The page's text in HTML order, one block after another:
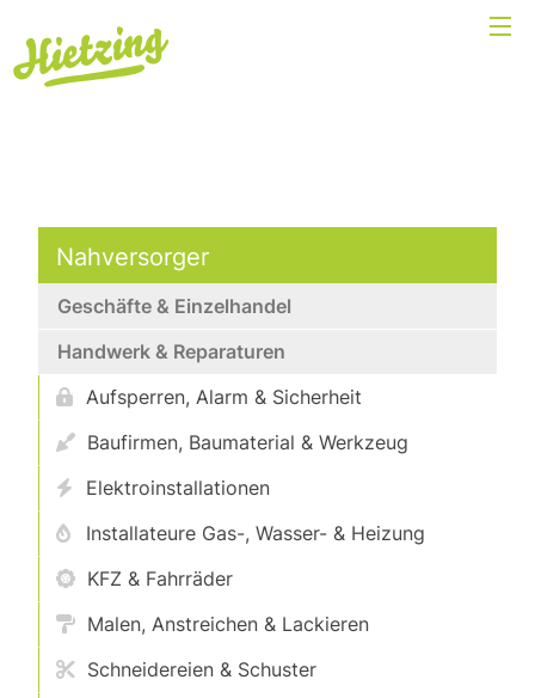
Nahversorger
Geschäfte & Einzelhandel
Handwerk & Reparaturen
Aufsperren, Alarm & Sicherheit
Baufirmen, Baumaterial & Werkzeug
Elektroinstallationen
Installateure Gas-, Wasser- & Heizung
KFZ & Fahrräder
Malen, Anstreichen & Lackieren
Schneidereien & Schuster